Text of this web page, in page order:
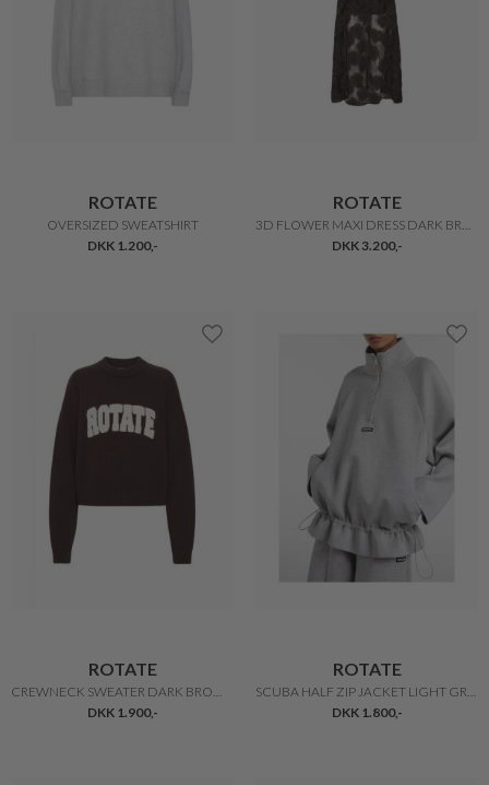
ROTATE
OVERSIZED SWEATSHIRT
DKK 1.200,-
ROTATE
DKK 3.200,-
ROTATE
DKK 1.900,-
ROTATE
DKK 1.800,-